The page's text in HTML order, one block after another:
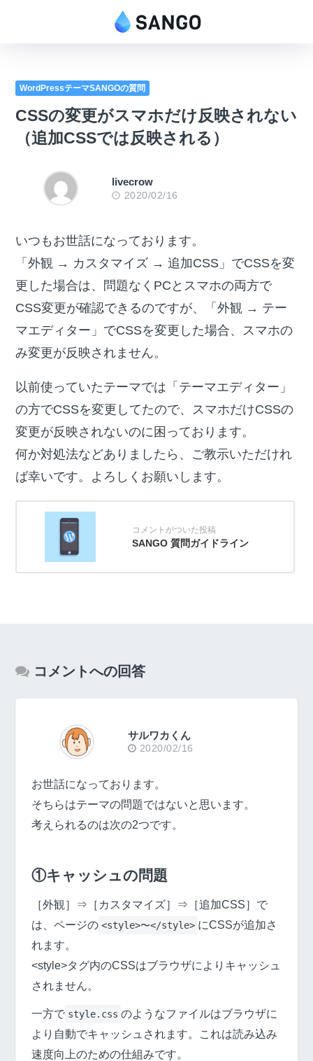
WordPressテーマSANGOの質問
CSSの変更がスマホだけ反映されない
（追加CSSでは反映される）
livecrow
2020/02/16
いつもお世話になっております。
「外観 → カスタマイズ → 追加CSS」でCSSを変
更した場合は、問題なくPCとスマホの両方で
CSS変更が確認できるのですが、「外観 → テー
マエディター」でCSSを変更した場合、スマホの
み変更が反映されません。
以前使っていたテーマでは「テーマエディター」
の方でCSSを変更してたので、スマホだけCSSの
変更が反映されないのに困っております。
何か対処法などありましたら、ご教示いただけれ
ば幸いです。よろしくお願いします。
SANGO 質問ガイドライン
コメントへの回答
サルワカくん
2020/02/16
お世話になっております。
そちらはテーマの問題ではないと思います。
考えられるのは次の2つです。
①キャッシュの問題
［外観］⇒［カスタマイズ］⇒［追加CSS］で
は、ページの <style>〜</style> にCSSが追加さ
れます。
<style>タグ内のCSSはブラウザによりキャッシュ
されません。
一方で style.css のようなファイルはブラウザに
より自動でキャッシュされます。これは読み込み
速度向上のための仕組みです。